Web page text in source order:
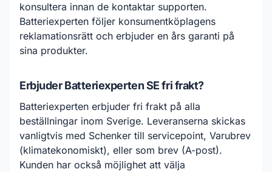
konsultera innan de kontaktar supporten.
Batteriexperten följer konsumentköplagens
reklamationsrätt och erbjuder en års garanti på
sina produkter.
Erbjuder Batteriexperten SE fri frakt?
Batteriexperten erbjuder fri frakt på alla
beställningar inom Sverige. Leveranserna skickas
vanligtvis med Schenker till servicepoint, Varubrev
(klimatekonomiskt), eller som brev (A-post).
Kunden har också möjlighet att välja